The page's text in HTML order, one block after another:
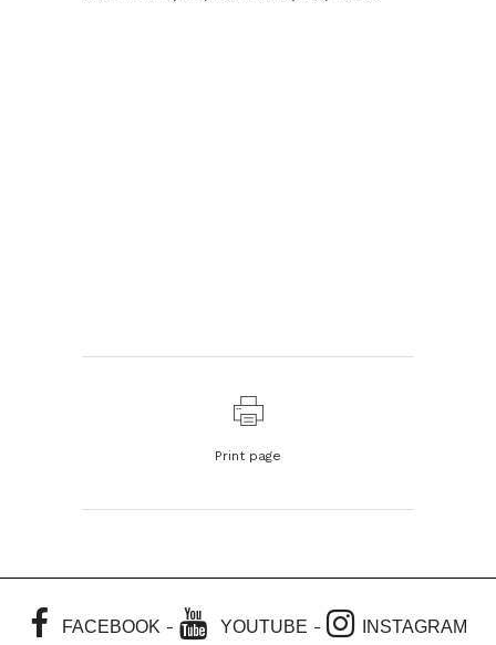
Print page
FACEBOOK - YOUTUBE - INSTAGRAM